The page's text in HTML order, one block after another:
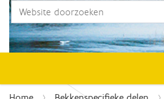
Zoek
Geavanceerd zoeken...